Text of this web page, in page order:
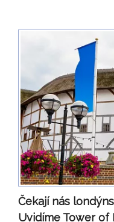
Čekají nás
Uvidíme Tower of